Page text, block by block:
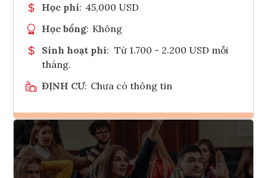
Học phí: 45,000 USD
Học bổng: Không
Sinh hoạt phí: Từ 1.700 - 2.200 USD mỗi
tháng.
ĐỊNH CƯ: Chưa có thông tin
Ghi danh
Tham vấn Interlink